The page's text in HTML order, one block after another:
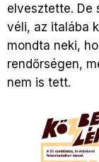
elvesztette. De
véli, az italába
mondta neki,
rendőrségen,
nem is tett.